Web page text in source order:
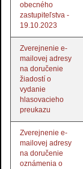
obecného
zastupiteľstva -
19.10.2023
Zverejnenie e-
mailovej adresy
na doručenie
žiadostí o
vydanie
hlasovacieho
preukazu
Zverejnenie e-
mailovej adresy
na doručenie
oznámenia o